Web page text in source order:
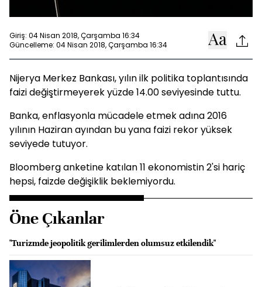
Giriş: 04 Nisan 2018, Çarşamba 16:34
Güncelleme: 04 Nisan 2018, Çarşamba 16:34
Nijerya Merkez Bankası, yılın ilk politika toplantısında
faizi değiştirmeyerek yüzde 14.00 seviyesinde tuttu.
Banka, enflasyonla mücadele etmek adına 2016
yılının Haziran ayından bu yana faizi rekor yüksek
seviyede tutuyor.
Bloomberg anketine katılan 11 ekonomistin 2'si hariç
hepsi, faizde değişiklik beklemiyordu.
Öne Çıkanlar
"Turizmde jeopolitik gerilimlerden olumsuz etkilendik"